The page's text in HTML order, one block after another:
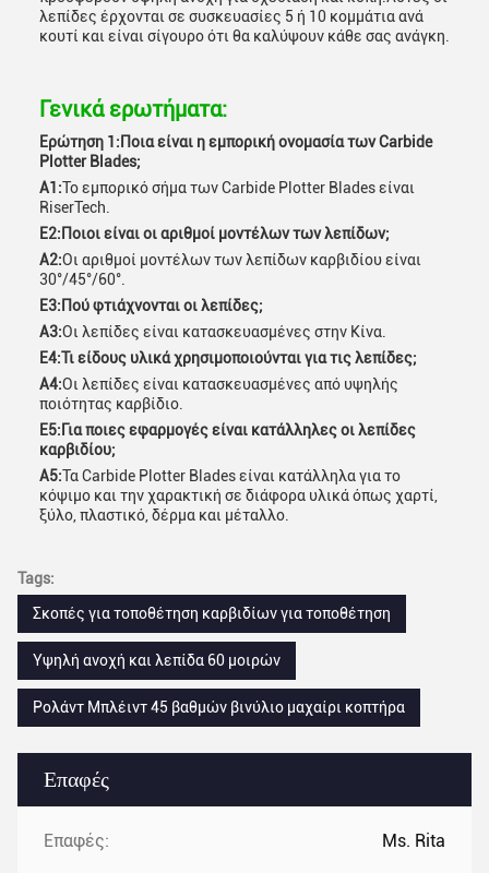
Επαφές
Επαφές: Ms. Rita
λεπίδες έρχονται σε συσκευασίες 5 ή 10 κομμάτια ανά
κουτί και είναι σίγουρο ότι θα καλύψουν κάθε σας ανάγκη.
Γενικά ερωτήματα:
Ερώτηση 1: Ποια είναι η εμπορική ονομασία των Carbide
Plotter Blades;
Α1:Το εμπορικό σήμα των Carbide Plotter Blades είναι
RiserTech.
Ε2: Ποιοι είναι οι αριθμοί μοντέλων των λεπίδων;
Α2:Οι αριθμοί μοντέλων των λεπίδων καρβιδίου είναι
30°/45°/60°.
Ε3: Πού φτιάχνονται οι λεπίδες;
Α3:Οι λεπίδες είναι κατασκευασμένες στην Κίνα.
Ε4:Τι είδους υλικά χρησιμοποιούνται για τις λεπίδες;
Α4:Οι λεπίδες είναι κατασκευασμένες από υψηλής
ποιότητας καρβίδιο.
Ε5: Για ποιες εφαρμογές είναι κατάλληλες οι λεπίδες
καρβιδίου;
Α5:Τα Carbide Plotter Blades είναι κατάλληλα για το
κόψιμο και την χαρακτική σε διάφορα υλικά όπως χαρτί,
ξύλο, πλαστικό, δέρμα και μέταλλο.
Tags:
Σκοπές για τοποθέτηση καρβιδίων για τοποθέτηση
Υψηλή ανοχή και λεπίδα 60 μοιρών
Ρολάντ Μπλέιντ 45 βαθμών βινύλιο μαχαίρι κοπτήρα